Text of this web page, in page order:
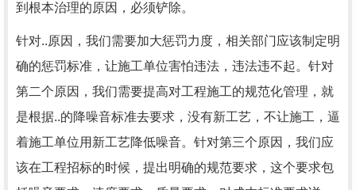
到根本治理的原因，必须铲除。
针对..原因，我们需要加大惩罚力度，相关部门应该制定明
确的惩罚标准，让施工单位害怕违法，违法违不起。针对
第二个原因，我们需要提高对工程施工的规范化管理，就
是根据..的降噪音标准去要求，没有新工艺，不让施工，逼
着施工单位用新工艺降低噪音。针对第三个原因，我们应
该在工程招标的时候，提出明确的规范要求，这个要求包